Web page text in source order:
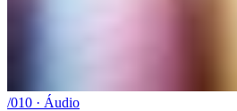
/010 · Áudio